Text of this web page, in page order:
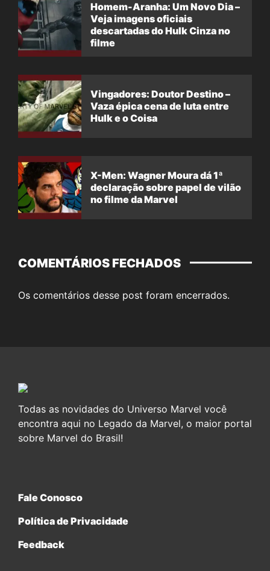
Homem-Aranha: Um Novo Dia –
Veja imagens oficiais
descartadas do Hulk Cinza no
filme
Vingadores: Doutor Destino –
Vaza épica cena de luta entre
Hulk e o Coisa
X-Men: Wagner Moura dá 1ª
declaração sobre papel de vilão
no filme da Marvel
COMENTÁRIOS FECHADOS
Os comentários desse post foram encerrados.
Todas as novidades do Universo Marvel você
encontra aqui no Legado da Marvel, o maior portal
sobre Marvel do Brasil!
Fale Conosco
Política de Privacidade
Feedback